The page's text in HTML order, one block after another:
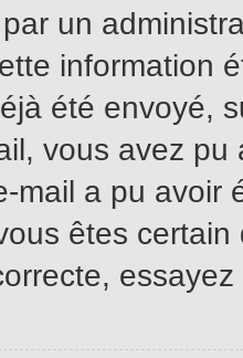
un
information
été envoyé,
vous avez
mail a pu
êtes